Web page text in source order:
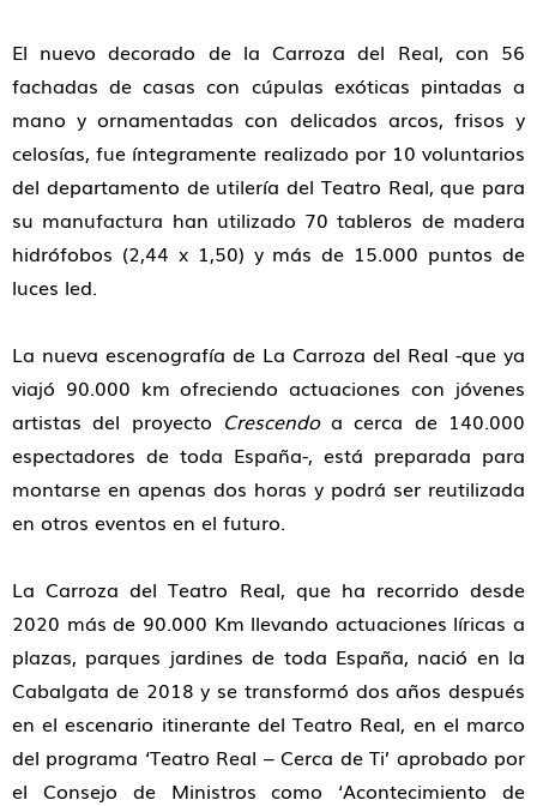
El nuevo decorado de la Carroza del Real, con 56
fachadas de casas con cúpulas exóticas pintadas a
mano y ornamentadas con delicados arcos, frisos y
celosías, fue íntegramente realizado por 10 voluntarios
del departamento de utilería del Teatro Real, que para
su manufactura han utilizado 70 tableros de madera
hidrófobos (2,44 x 1,50) y más de 15.000 puntos de
luces led.
La nueva escenografía de La Carroza del Real -que ya
viajó 90.000 km ofreciendo actuaciones con jóvenes
artistas del proyecto Crescendoa cerca de 140.000
espectadores de toda España-, está preparada para
montarse en apenas dos horas y podrá ser reutilizada
en otros eventos en el futuro.
La Carroza del Teatro Real, que ha recorrido desde
2020 más de 90.000 Km llevando actuaciones líricas a
plazas, parques jardines de toda España, nació en la
Cabalgata de 2018 y se transformó dos años después
en el escenario itinerante del Teatro Real, en el marco
del programa ‘Teatro Real – Cerca de Ti’ aprobado por
el Consejo de Ministros como ‘Acontecimiento de